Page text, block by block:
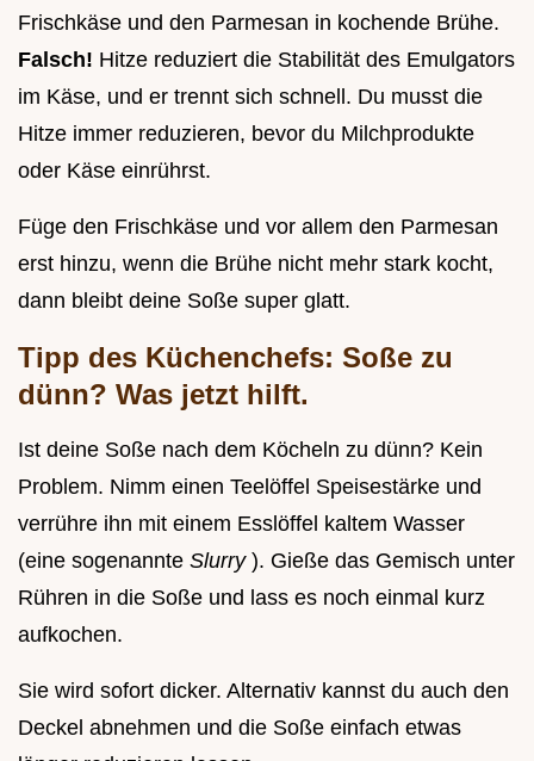
Frischkäse und den Parmesan in kochende Brühe.
Falsch! Hitze reduziert die Stabilität des Emulgators
im Käse, und er trennt sich schnell. Du musst die
Hitze immer reduzieren, bevor du Milchprodukte
oder Käse einrührst.
Füge den Frischkäse und vor allem den Parmesan
erst hinzu, wenn die Brühe nicht mehr stark kocht,
dann bleibt deine Soße super glatt.
Tipp des Küchenchefs: Soße zu
dünn? Was jetzt hilft.
Ist deine Soße nach dem Köcheln zu dünn? Kein
Problem. Nimm einen Teelöffel Speisestärke und
verrühre ihn mit einem Esslöffel kaltem Wasser
(eine sogenannte Slurry ). Gieße das Gemisch unter
Rühren in die Soße und lass es noch einmal kurz
aufkochen.
Sie wird sofort dicker. Alternativ kannst du auch den
Deckel abnehmen und die Soße einfach etwas